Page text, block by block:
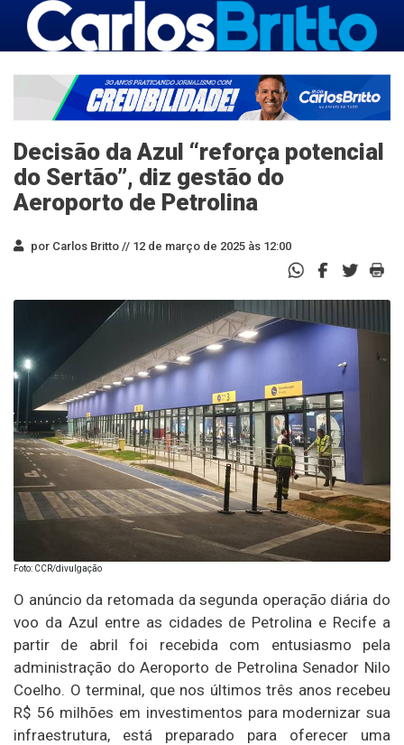
Decisão da Azul “reforça potencial
do Sertão”, diz gestão do
Aeroporto de Petrolina
por Carlos Britto // 12 de março de 2025 às 12:00
Foto: CCR/divulgação
O anúncio da retomada da segunda operação diária do
voo da Azul entre as cidades de Petrolina e Recife a
partir de abril foi recebida com entusiasmo pela
administração do Aeroporto de Petrolina Senador Nilo
Coelho. O terminal, que nos últimos três anos recebeu
R$ 56 milhões em investimentos para modernizar sua
infraestrutura, está preparado para oferecer uma